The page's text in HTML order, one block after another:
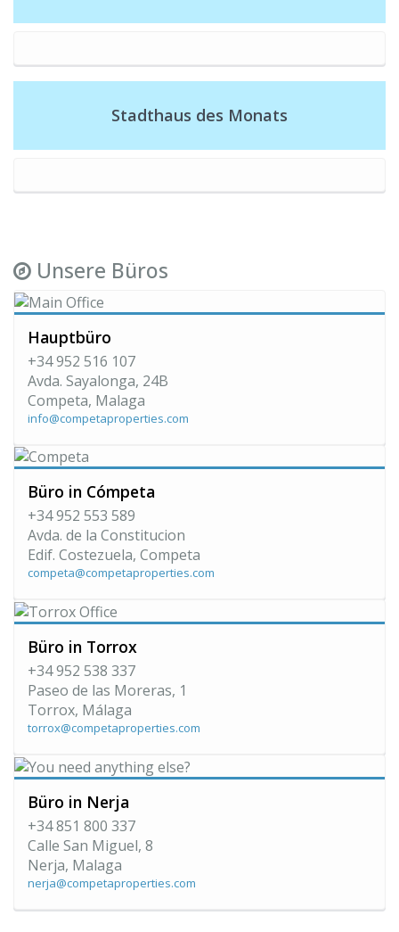
Stadthaus des Monats
Unsere Büros
Hauptbüro
+34 952 516 107
Avda. Sayalonga, 24B
Competa, Malaga
info@competaproperties.com
Büro in Cómpeta
+34 952 553 589
Avda. de la Constitucion
Edif. Costezuela, Competa
competa@competaproperties.com
Büro in Torrox
+34 952 538 337
Paseo de las Moreras, 1
Torrox, Málaga
torrox@competaproperties.com
Büro in Nerja
+34 851 800 337
Calle San Miguel, 8
Nerja, Malaga
nerja@competaproperties.com